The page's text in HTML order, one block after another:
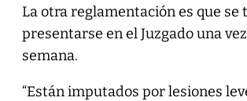
La otra reglamentación es que se
presentarse en el Juzgado una
semana.
“Están imputados por lesiones